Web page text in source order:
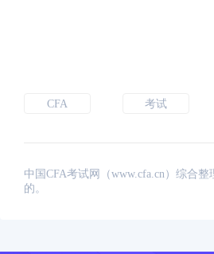
CFA 考试
中国CFA考试网（www.cfa.cn）综合
的。